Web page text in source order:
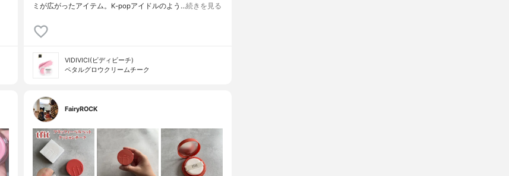
ミが広がったアイテム。K-popアイドルのよう…続きを見る
VIDIVICI(ビディビーチ)
ペタルグロウクリームチーク
FairyROCK